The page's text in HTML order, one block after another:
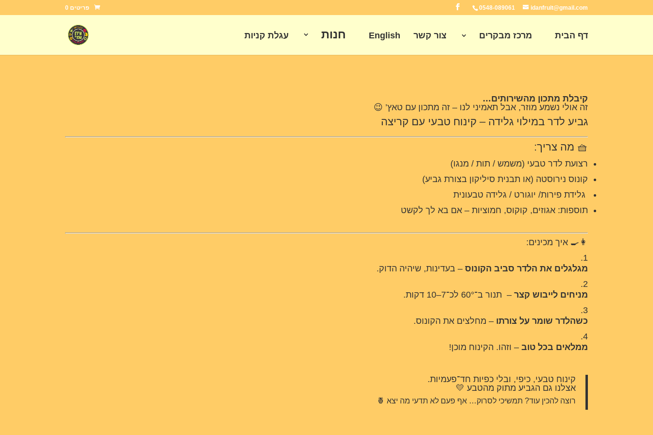
0548-089061 idanfruit@gmail.com פריטים 0
דף הבית מרכז מבקרים צור קשר English חנות עגלת קניות
קיבלת מתכון מהשירותים…
זה אולי נשמע מוזר, אבל תאמיני לנו – זה מתכון עם טאץ’ 😉
גביע לדר במילוי גלידה – קינוח טבעי עם קריצה
🧺 מה צריך:
רצועת לדר טבעי (משמש / תות / מנגו)
קונוס נירוסטה (או תבנית סיליקון בצורת גביע)
גלידת פירות/ יוגורט / גלידה טבעונית
תוספות: אגוזים, קוקוס, חמוציות – אם בא לך לקשט
👩‍🍳 איך מכינים:
מגלגלים את הלדר סביב הקונוס – בעדינות, שיהיה הדוק.
מניחים לייבוש קצר – תנור ב־60° לכ־7–10 דקות.
כשהלדר שומר על צורתו – מחלצים את הקונוס.
ממלאים בכל טוב – וזהו. הקינוח מוכן!
קינוח טבעי, כיפי, ובלי כפיות חד־פעמיות.
אצלנו גם הגביע מתוק מהטבע 💛
רוצה להכין עוד? תמשיכי לסרוק… אף פעם לא תדעי מה יצא 🍍